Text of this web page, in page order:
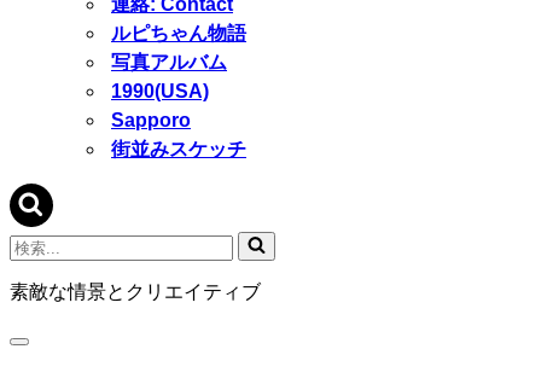
連絡: Contact
ルピちゃん物語
写真アルバム
1990(USA)
Sapporo
街並みスケッチ
検
索...
素敵な情景とクリエイティブ
ナ